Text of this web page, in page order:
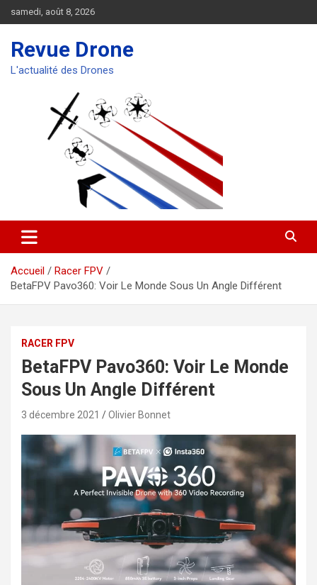
au
samedi, août 8, 2026
Revue Drone
L'actualité des Drones
Accueil
Racer FPV
BetaFPV Pavo360: Voir Le Monde Sous Un Angle Différent
RACER FPV
BetaFPV Pavo360: Voir Le Monde
Sous Un Angle Différent
3 décembre 2021 Olivier Bonnet